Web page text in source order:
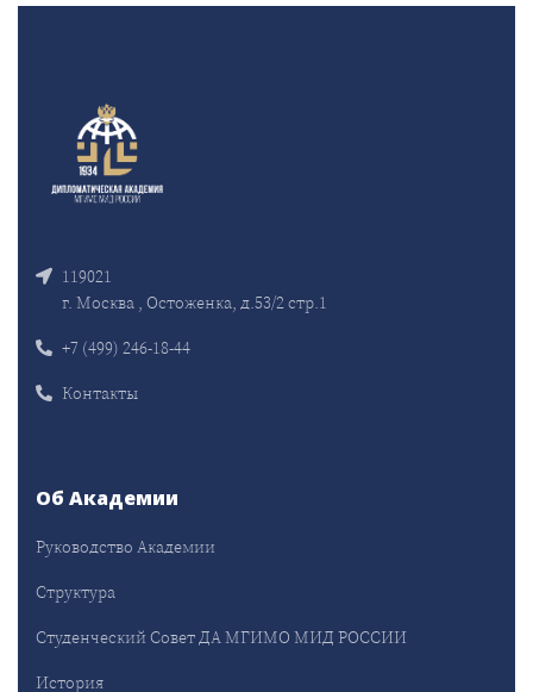
119021
г. Москва , Остоженка, д.53/2 стр.1
+7 (499) 246-18-44
Контакты
Об Академии
Руководство Академии
Структура
Студенческий Совет ДА МГИМО МИД РОССИИ
История